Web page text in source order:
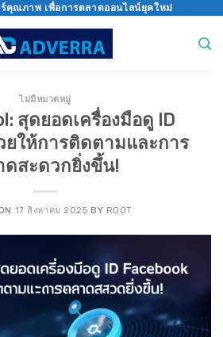
ร์คุณภาพ เพื่อการตลาดออนไลน์ยุคใหม่
ไม่มีหมวดหมู่
สุดยอดเครื่องมือดู ID
ยให้การติดตามและการ
ดสะดวกยิ่งขึ้น!
17 สิงหาคม 2025 BY ROOT